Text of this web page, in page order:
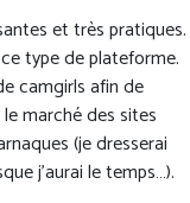
et très pratiques.
type de plateforme.
camgirls afin de
marché des sites
(je dresserai
j’aurai le temps…).